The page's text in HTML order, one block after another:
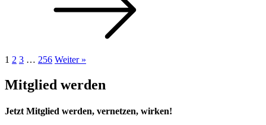
1 2 3 … 256 Weiter »
Mitglied werden
Jetzt Mitglied werden, vernetzen, wirken!